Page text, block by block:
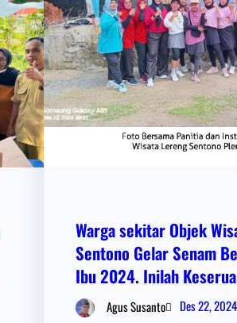
Warga sekitar Objek
Sentono Gelar Senam
Ibu 2024. Inilah
Agus Susanto Des 22, 2024